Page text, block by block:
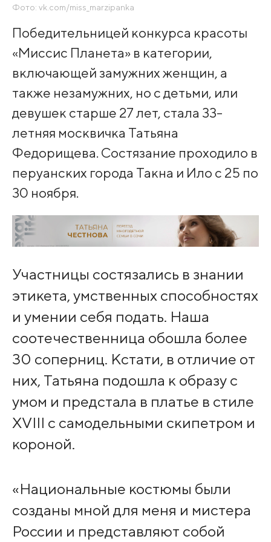
Фото: vk.com/miss_marzipanka
Победительницей конкурса красоты
«Миссис Планета» в категории,
включающей замужних женщин, а
также незамужних, но с детьми, или
девушек старше 27 лет, стала 33-
летняя москвичка Татьяна
Федорищева. Состязание проходило в
перуанских города Такна и Ило с 25 по
30 ноября.
Участницы состязались в знании
этикета, умственных способностях
и умении себя подать. Наша
соотечественница обошла более
30 соперниц. Кстати, в отличие от
них, Татьяна подошла к образу с
умом и предстала в платье в стиле
XVIII с самодельными скипетром и
короной.
«Национальные костюмы были
созданы мной для меня и мистера
России и представляют собой